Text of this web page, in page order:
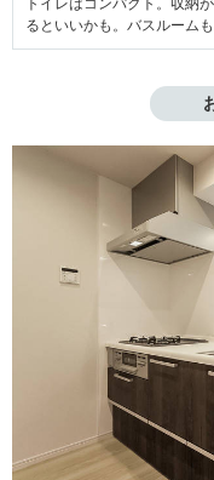
トイレはコンパクト。収納
るといいかも。バスルーム